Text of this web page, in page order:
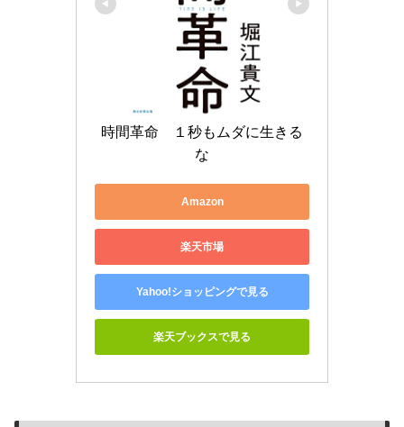
時間革命　１秒もムダに生きる
な
Amazon
楽天市場
Yahoo!ショッピングで見る
楽天ブックスで見る